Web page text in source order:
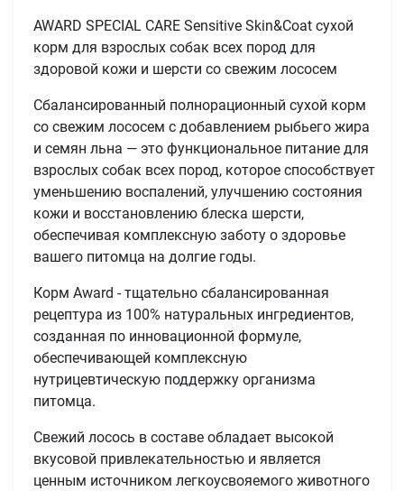
AWARD SPECIAL CARE Sensitive Skin&Coat сухой
корм для взрослых собак всех пород для
здоровой кожи и шерсти со свежим лососем
Сбалансированный полнорационный сухой корм
со свежим лососем с добавлением рыбьего жира
и семян льна — это функциональное питание для
взрослых собак всех пород, которое способствует
уменьшению воспалений, улучшению состояния
кожи и восстановлению блеска шерсти,
обеспечивая комплексную заботу о здоровье
вашего питомца на долгие годы.
Корм Award - тщательно сбалансированная
рецептура из 100% натуральных ингредиентов,
созданная по инновационной формуле,
обеспечивающей комплексную
нутрицевтическую поддержку организма
питомца.
Свежий лосось в составе обладает высокой
вкусовой привлекательностью и является
ценным источником легкоусвояемого животного